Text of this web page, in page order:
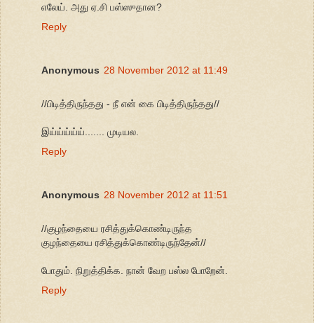
எலேய். அது ஏ.சி பஸ்ஸுதான?
Reply
Anonymous 28 November 2012 at 11:49
//பிடித்திருந்தது - நீ என் கை பிடித்திருந்தது//
இய்ய்ய்ய்ய்....... முடியல.
Reply
Anonymous 28 November 2012 at 11:51
//குழந்தையை ரசித்துக்கொண்டிருந்த
குழந்தையை ரசித்துக்கொண்டிருந்தேன்//
போதும். நிறுத்திக்க. நான் வேற பஸ்ல போறேன்.
Reply